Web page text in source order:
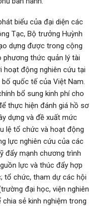
biểu của đại diện các
Tạc, Bộ trưởng Huỳnh
dựng được trong cộng
phương thức quản lý tài
hoạt động nghiên cứu tại
quốc tế của Việt Nam.
bổ sung kinh phí cho
thực hiện đánh giá hồ sơ
dựng và đề xuất mức
lệ tổ chức và hoạt động
lực nghiên cứu của các
đẩy mạnh chương trình
lực và thúc đẩy hợp
tổ chức, tham dự các hội
đại học, viện nghiên
sẻ kinh nghiệm trong